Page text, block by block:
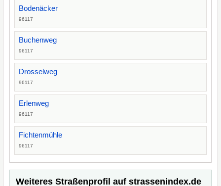
Bodenäcker
96117
Buchenweg
96117
Drosselweg
96117
Erlenweg
96117
Fichtenmühle
96117
Weiteres Straßenprofil auf strassenindex.de